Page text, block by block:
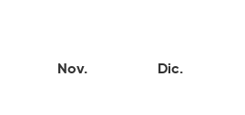
Nov. Dic.